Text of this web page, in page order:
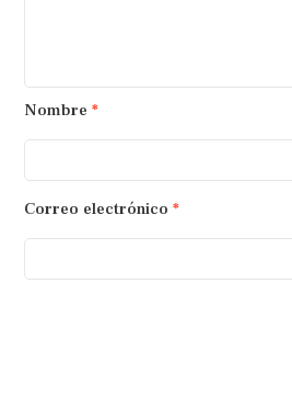
Nombre *
Correo electrónico *